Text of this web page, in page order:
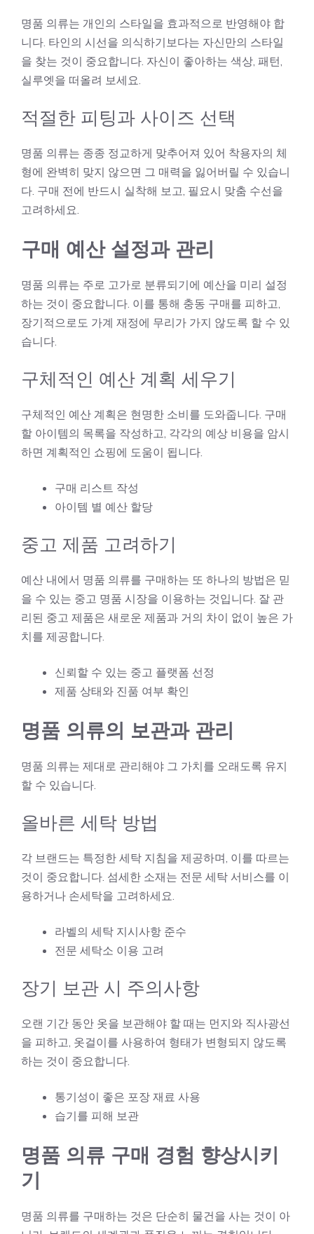
명품 의류는 개인의 스타일을 효과적으로 반영해야 합
니다. 타인의 시선을 의식하기보다는 자신만의 스타일
을 찾는 것이 중요합니다. 자신이 좋아하는 색상, 패턴,
실루엣을 떠올려 보세요.
적절한 피팅과 사이즈 선택
명품 의류는 종종 정교하게 맞추어져 있어 착용자의 체
형에 완벽히 맞지 않으면 그 매력을 잃어버릴 수 있습니
다. 구매 전에 반드시 실착해 보고, 필요시 맞춤 수선을
고려하세요.
구매 예산 설정과 관리
명품 의류는 주로 고가로 분류되기에 예산을 미리 설정
하는 것이 중요합니다. 이를 통해 충동 구매를 피하고,
장기적으로도 가계 재정에 무리가 가지 않도록 할 수 있
습니다.
구체적인 예산 계획 세우기
구체적인 예산 계획은 현명한 소비를 도와줍니다. 구매
할 아이템의 목록을 작성하고, 각각의 예상 비용을 암시
하면 계획적인 쇼핑에 도움이 됩니다.
구매 리스트 작성
아이템 별 예산 할당
중고 제품 고려하기
예산 내에서 명품 의류를 구매하는 또 하나의 방법은 믿
을 수 있는 중고 명품 시장을 이용하는 것입니다. 잘 관
리된 중고 제품은 새로운 제품과 거의 차이 없이 높은 가
치를 제공합니다.
신뢰할 수 있는 중고 플랫폼 선정
제품 상태와 진품 여부 확인
명품 의류의 보관과 관리
명품 의류는 제대로 관리해야 그 가치를 오래도록 유지
할 수 있습니다.
올바른 세탁 방법
각 브랜드는 특정한 세탁 지침을 제공하며, 이를 따르는
것이 중요합니다. 섬세한 소재는 전문 세탁 서비스를 이
용하거나 손세탁을 고려하세요.
라벨의 세탁 지시사항 준수
전문 세탁소 이용 고려
장기 보관 시 주의사항
오랜 기간 동안 옷을 보관해야 할 때는 먼지와 직사광선
을 피하고, 옷걸이를 사용하여 형태가 변형되지 않도록
하는 것이 중요합니다.
통기성이 좋은 포장 재료 사용
습기를 피해 보관
명품 의류 구매 경험 향상시키
기
명품 의류를 구매하는 것은 단순히 물건을 사는 것이 아